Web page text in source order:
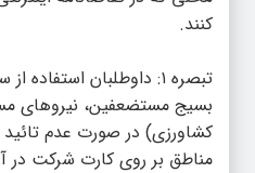
کنند.
تبصره ۱: داوطلبان
بسیج مستضعفین، نیروهای
کشاورزی) در صورت عدم
مناطق بر روی کارت شرکت در